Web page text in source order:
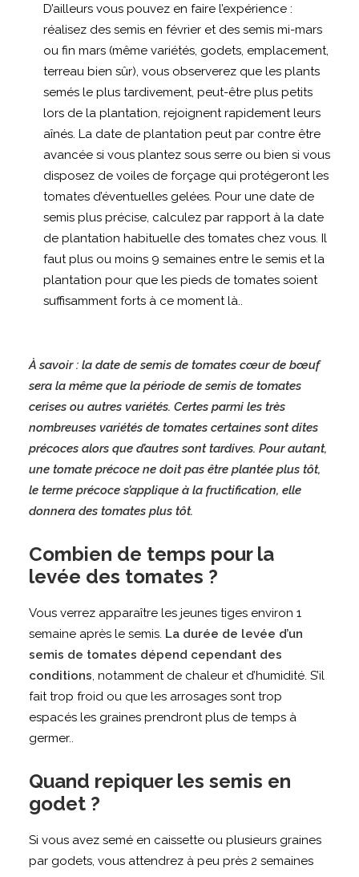
D’ailleurs vous pouvez en faire l’expérience :
réalisez des semis en février et des semis mi-mars
ou fin mars (même variétés, godets, emplacement,
terreau bien sûr), vous observerez que les plants
semés le plus tardivement, peut-être plus petits
lors de la plantation, rejoignent rapidement leurs
aînés. La date de plantation peut par contre être
avancée si vous plantez sous serre ou bien si vous
disposez de voiles de forçage qui protégeront les
tomates d’éventuelles gelées. Pour une date de
semis plus précise, calculez par rapport à la date
de plantation habituelle des tomates chez vous. Il
faut plus ou moins 9 semaines entre le semis et la
plantation pour que les pieds de tomates soient
suffisamment forts à ce moment là..
À savoir : la date de semis de tomates cœur de bœuf
sera la même que la période de semis de tomates
cerises ou autres variétés. Certes parmi les très
nombreuses variétés de tomates certaines sont dites
précoces alors que d’autres sont tardives. Pour autant,
une tomate précoce ne doit pas être plantée plus tôt,
le terme précoce s’applique à la fructification, elle
donnera des tomates plus tôt.
Combien de temps pour la
levée des tomates ?
Vous verrez apparaître les jeunes tiges environ 1
semaine après le semis. La durée de levée d’un
semis de tomates dépend cependant des
conditions, notamment de chaleur et d’humidité. S’il
fait trop froid ou que les arrosages sont trop
espacés les graines prendront plus de temps à
germer..
Quand repiquer les semis en
godet ?
Si vous avez semé en caissette ou plusieurs graines
par godets, vous attendrez à peu près 2 semaines